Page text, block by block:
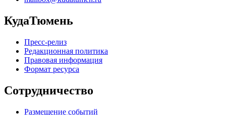
КудаТюмень
Пресс-релиз
Редакционная политика
Правовая информация
Формат ресурса
Сотрудничество
Размещение событий